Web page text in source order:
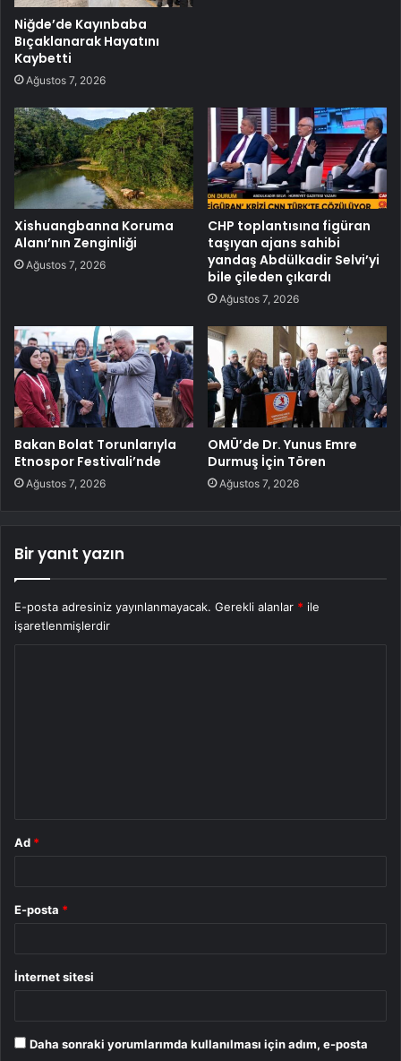
Niğde’de Kayınbaba
Bıçaklanarak Hayatını
Kaybetti
Ağustos 7, 2026
Xishuangbanna Koruma
Alanı’nın Zenginliği
Ağustos 7, 2026
CHP toplantısına figüran
taşıyan ajans sahibi
yandaş Abdülkadir Selvi’yi
bile çileden çıkardı
Ağustos 7, 2026
Bakan Bolat Torunlarıyla
Etnospor Festivali’nde
Ağustos 7, 2026
OMÜ’de Dr. Yunus Emre
Durmuş İçin Tören
Ağustos 7, 2026
Bir yanıt yazın
E-posta adresiniz yayınlanmayacak. Gerekli alanlar * ile
işaretlenmişlerdir
Ad *
E-posta *
İnternet sitesi
Daha sonraki yorumlarımda kullanılması için adım, e-posta